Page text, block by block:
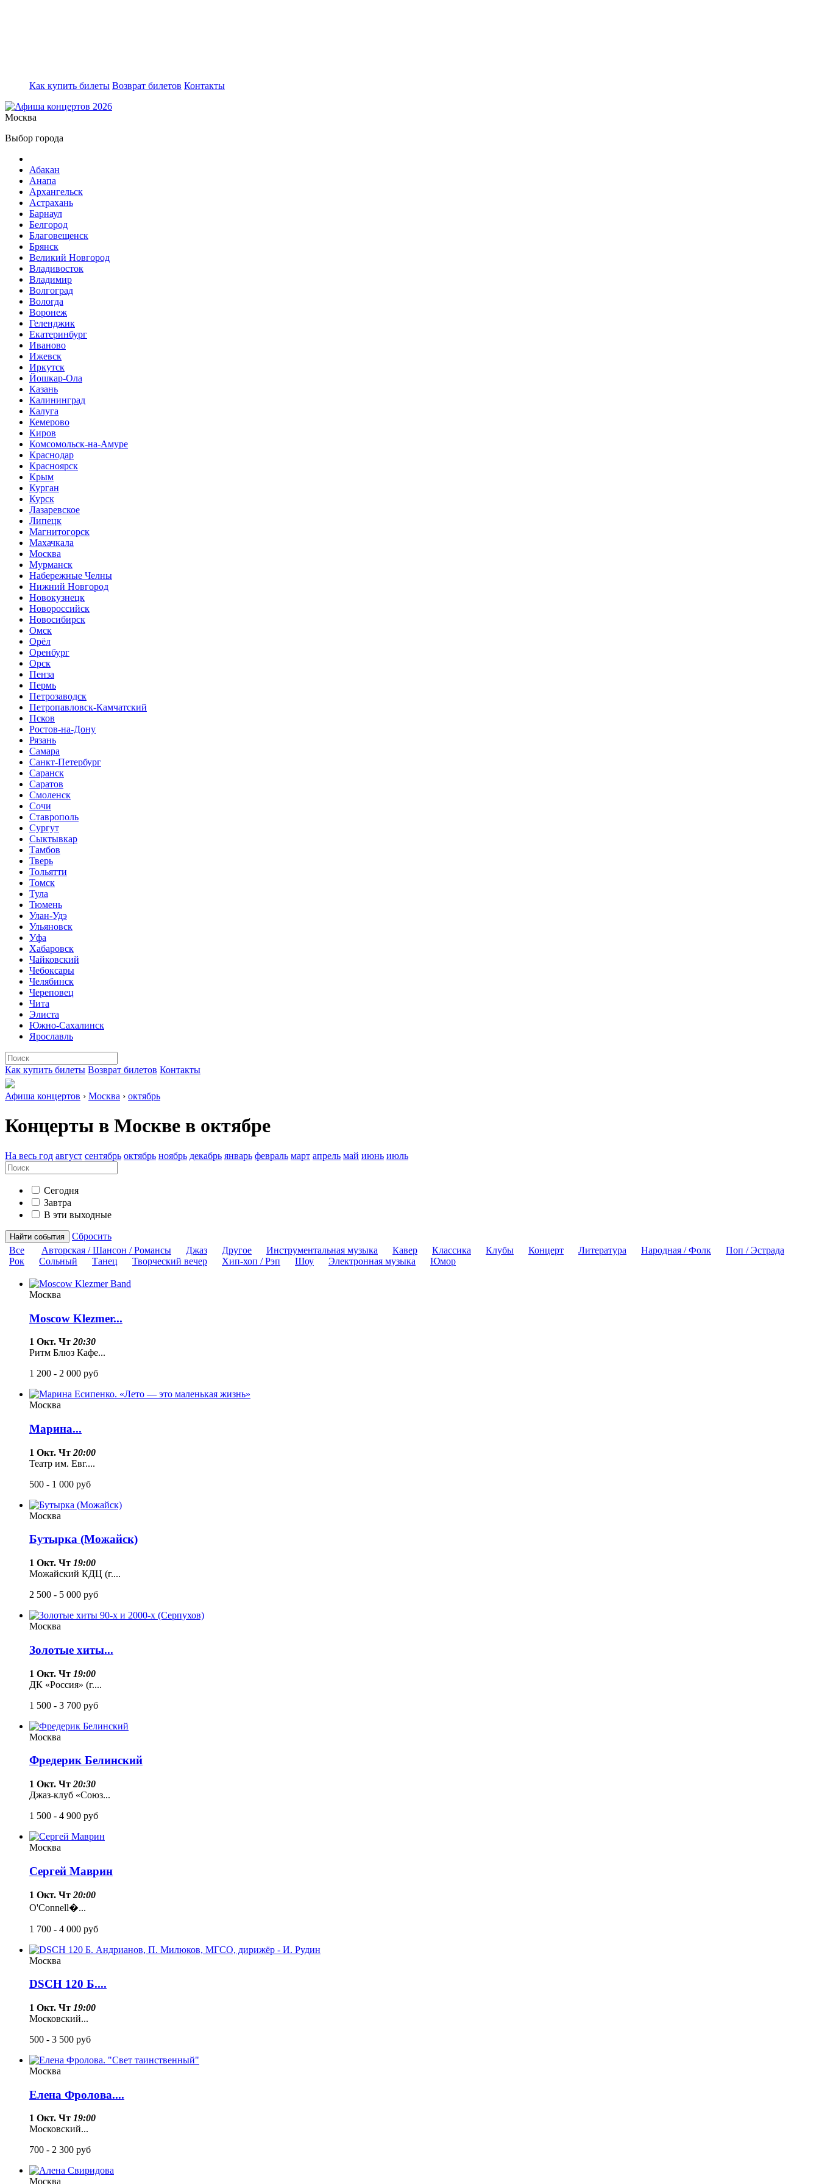
Как купить билеты Возврат билетов Контакты
Москва
Выбор города
Абакан
Анапа
Архангельск
Астрахань
Барнаул
Белгород
Благовещенск
Брянск
Великий Новгород
Владивосток
Владимир
Волгоград
Вологда
Воронеж
Геленджик
Екатеринбург
Иваново
Ижевск
Иркутск
Йошкар-Ола
Казань
Калининград
Калуга
Кемерово
Киров
Комсомольск-на-Амуре
Краснодар
Красноярск
Крым
Курган
Курск
Лазаревское
Липецк
Магнитогорск
Махачкала
Москва
Мурманск
Набережные Челны
Нижний Новгород
Новокузнецк
Новороссийск
Новосибирск
Омск
Орёл
Оренбург
Орск
Пенза
Пермь
Петрозаводск
Петропавловск-Камчатский
Псков
Ростов-на-Дону
Рязань
Самара
Санкт-Петербург
Саранск
Саратов
Смоленск
Сочи
Ставрополь
Сургут
Сыктывкар
Тамбов
Тверь
Тольятти
Томск
Тула
Тюмень
Улан-Удэ
Ульяновск
Уфа
Хабаровск
Чайковский
Чебоксары
Челябинск
Череповец
Чита
Элиста
Южно-Сахалинск
Ярославль
Как купить билеты Возврат билетов Контакты
Афиша концертов › Москва › октябрь
Концерты в Москве в октябре
На весь год август сентябрь октябрь ноябрь декабрь январь февраль март апрель май июнь июль
Сегодня
Завтра
В эти выходные
Найти события
Сбросить
Все
Авторская / Шансон / Романсы Джаз Другое Инструментальная музыка Кавер Классика Клубы Концерт Литература Народная / Фолк
Поп / Эстрада
Рок
Сольный Танец Творческий вечер Хип-хоп / Рэп Шоу Электронная музыка Юмор
Москва
Moscow Klezmer...
1 Окт. Чт 20:30
Ритм Блюз Кафе...
1 200 - 2 000 руб
Москва
Марина...
1 Окт. Чт 20:00
Театр им. Евг....
500 - 1 000 руб
Москва
Бутырка (Можайск)
1 Окт. Чт 19:00
Можайский КДЦ (г....
2 500 - 5 000 руб
Москва
Золотые хиты...
1 Окт. Чт 19:00
ДК «Россия» (г....
1 500 - 3 700 руб
Москва
Фредерик Белинский
1 Окт. Чт 20:30
Джаз-клуб «Союз...
1 500 - 4 900 руб
Москва
Сергей Маврин
1 Окт. Чт 20:00
O'Connell�...
1 700 - 4 000 руб
Москва
DSCH 120 Б....
1 Окт. Чт 19:00
Московский...
500 - 3 500 руб
Москва
Елена Фролова....
1 Окт. Чт 19:00
Московский...
700 - 2 300 руб
Москва